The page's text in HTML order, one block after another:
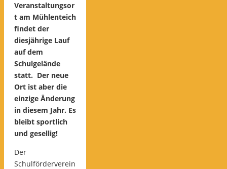
Veranstaltungsor
t am Mühlenteich
findet der
diesjährige Lauf
auf dem
Schulgelände
statt. Der neue
Ort ist aber die
einzige Änderung
in diesem Jahr. Es
bleibt sportlich
und gesellig!
Der
Schulförderverein